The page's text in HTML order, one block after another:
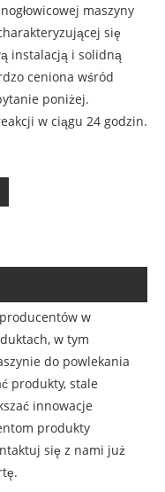
maszyny
się
instalacją i solidną
ceniona wśród
poniżej.
w ciągu 24 godzin.
producentów w
w tym
do powlekania
produkty, stale
innowacje
produkty
się z nami już